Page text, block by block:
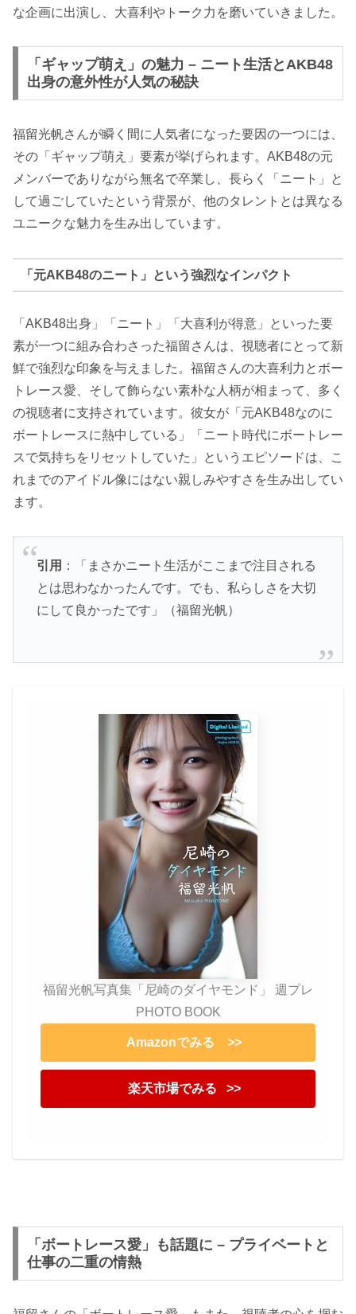
な企画に出演し、大喜利やトーク力を磨いていきました。
「ギャップ萌え」の魅力 – ニート生活とAKB48
出身の意外性が人気の秘訣
福留光帆さんが瞬く間に人気者になった要因の一つには、
その「ギャップ萌え」要素が挙げられます。AKB48の元
メンバーでありながら無名で卒業し、長らく「ニート」と
して過ごしていたという背景が、他のタレントとは異なる
ユニークな魅力を生み出しています。
「元AKB48のニート」という強烈なインパクト
「AKB48出身」「ニート」「大喜利が得意」といった要
素が一つに組み合わさった福留さんは、視聴者にとって新
鮮で強烈な印象を与えました。福留さんの大喜利力とボー
トレース愛、そして飾らない素朴な人柄が相まって、多く
の視聴者に支持されています。彼女が「元AKB48なのに
ボートレースに熱中している」「ニート時代にボートレー
スで気持ちをリセットしていた」というエピソードは、こ
れまでのアイドル像にはない親しみやすさを生み出してい
ます。
引用 ：「まさかニート生活がここまで注目される
とは思わなかったんです。でも、私らしさを大切
にして良かったです」（福留光帆）
福留光帆写真集「尼崎のダイヤモンド」 週プレ
PHOTO BOOK
Amazonでみる >>
楽天市場でみる >>
「ボートレース愛」も話題に – プライベートと
仕事の二重の情熱